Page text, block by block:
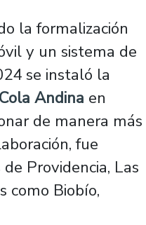
la formalización
y un sistema de
se instaló la
Andina en
de manera más
fue
Providencia, Las
como Biobío,